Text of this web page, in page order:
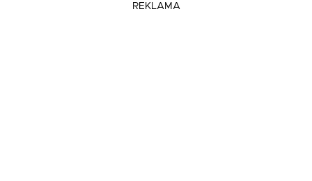
REKLAMA